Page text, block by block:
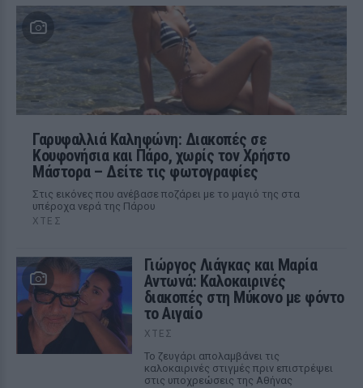
Γαρυφαλλιά Καληφώνη: Διακοπές σε
Κουφονήσια και Πάρο, χωρίς τον Χρήστο
Μάστορα – Δείτε τις φωτογραφίες
Στις εικόνες που ανέβασε ποζάρει με το μαγιό της στα
υπέροχα νερά της Πάρου
ΧΤΕΣ
Γιώργος Λιάγκας και Μαρία
Αντωνά: Καλοκαιρινές
διακοπές στη Μύκονο με φόντο
το Αιγαίο
ΧΤΕΣ
Το ζευγάρι απολαμβάνει τις
καλοκαιρινές στιγμές πριν επιστρέψει
στις υποχρεώσεις της Αθήνας